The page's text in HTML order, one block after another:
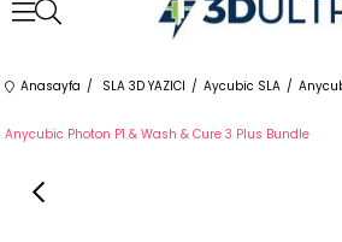
Anasayfa SLA 3D YAZICI Aycubic SLA
Anycubic Photon P1 & Wash & Cure 3 Plus Bundle